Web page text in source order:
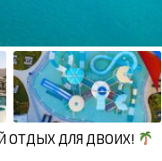
ОТДЫХ ДЛЯ ДВОИХ!